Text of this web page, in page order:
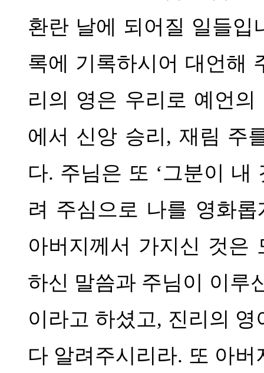
환란 날에 되어질 일들입
록에 기록하시어 대언해
리의 영은 우리로 예언
에서 신앙 승리, 재림 주
다. 주님은 또 ‘그분이 내
려 주심으로 나를 영화롭
아버지께서 가지신 것은
하신 말씀과 주님이 이루
이라고 하셨고, 진리의 영
다 알려주시리라. 또 아버